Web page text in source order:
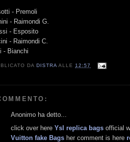
- Premoli
- Raimondi G.
- Esposito
- Raimondi C.
- Bianchi
DA DISTRA ALLE12:57
Anonimo ha detto...
click over here Ysl replica bags official
Vuitton fake Bags her comment is here